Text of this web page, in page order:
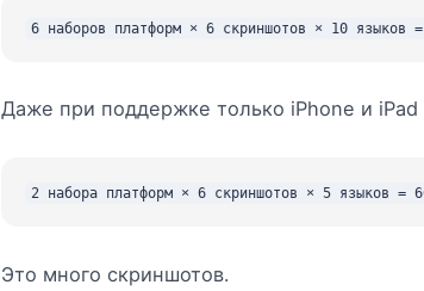
Даже при поддержке только iPhone и iPad
Это много скриншотов.